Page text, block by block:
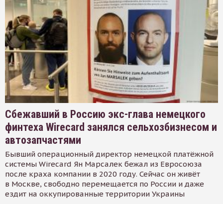
Сбежавший в Россию экс-глава немецкого
финтеха Wirecard занялся сельхозбизнесом и
автозапчастями
Бывший операционный директор немецкой платёжной
системы Wirecard Ян Марсалек бежал из Евросоюза
после краха компании в 2020 году. Сейчас он живёт
в Москве, свободно перемещается по России и даже
ездит на оккупированные территории Украины